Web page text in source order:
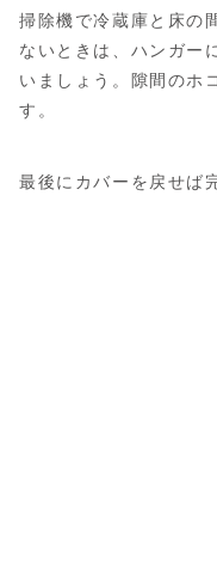
掃除機で冷蔵庫と床の
ないときは、ハンガー
いましょう。隙間のホ
す。
最後にカバーを戻せば